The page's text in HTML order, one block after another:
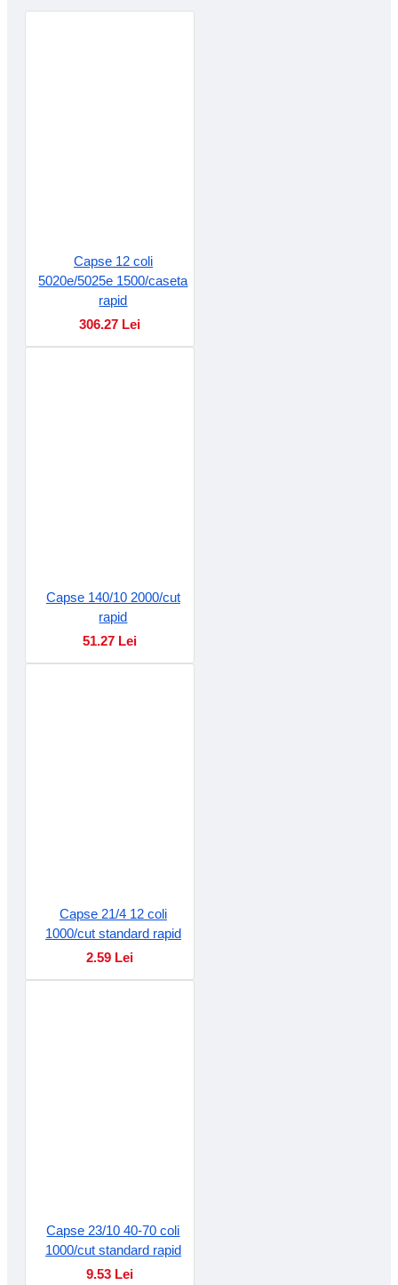
Capse 12 coli
5020e/5025e 1500/caseta
rapid
306.27 Lei
Capse 140/10 2000/cut
rapid
51.27 Lei
Capse 21/4 12 coli
1000/cut standard rapid
2.59 Lei
Capse 23/10 40-70 coli
1000/cut standard rapid
9.53 Lei